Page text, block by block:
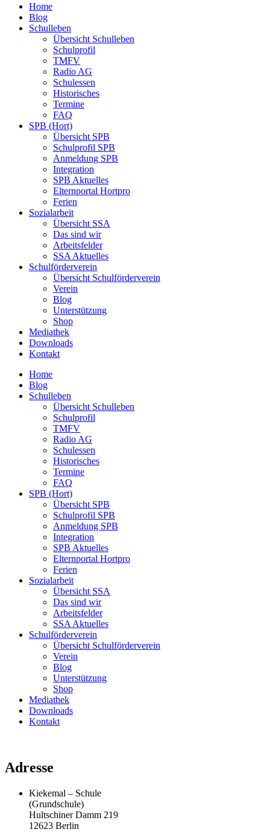
Home
Blog
Schulleben
Übersicht Schulleben
Schulprofil
TMFV
Radio AG
Schulessen
Historisches
Termine
FAQ
SPB (Hort)
Übersicht SPB
Schulprofil SPB
Anmeldung SPB
Integration
SPB Aktuelles
Elternportal Hortpro
Ferien
Sozialarbeit
Übersicht SSA
Das sind wir
Arbeitsfelder
SSA Aktuelles
Schulförderverein
Übersicht Schulförderverein
Verein
Blog
Unterstützung
Shop
Mediathek
Downloads
Kontakt
Home
Blog
Schulleben
Übersicht Schulleben
Schulprofil
TMFV
Radio AG
Schulessen
Historisches
Termine
FAQ
SPB (Hort)
Übersicht SPB
Schulprofil SPB
Anmeldung SPB
Integration
SPB Aktuelles
Elternportal Hortpro
Ferien
Sozialarbeit
Übersicht SSA
Das sind wir
Arbeitsfelder
SSA Aktuelles
Schulförderverein
Übersicht Schulförderverein
Verein
Blog
Unterstützung
Shop
Mediathek
Downloads
Kontakt
Adresse
Kiekemal – Schule
(Grundschule)
Hultschiner Damm 219
12623 Berlin